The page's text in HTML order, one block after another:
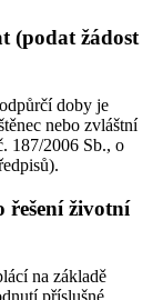
(podat žádost
doby je
nebo zvláštní
187/2006 Sb., o
řešení životní
na základě
příslušné